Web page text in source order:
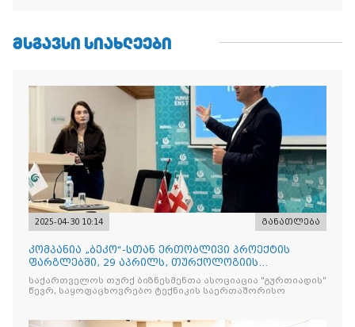
ᲛᲡᲒᲐᲕᲡᲘ ᲡᲘᲐᲮᲚᲔᲔᲑᲘ
2025-04-30 10:14 განათლება
კომპანია „ბეკო“-სთან ერთობლივი პროექტის
ფარგლებში, 29 აპრილს, თურქოლოგიის
მიმართულებისა და თბილისის
საქართველოს თურქ ბიზნესმენთა ასოციაცია "გურთიადის"
წევრ, საყოფაცხოვრებო ტექნიკის საერთაშორისო